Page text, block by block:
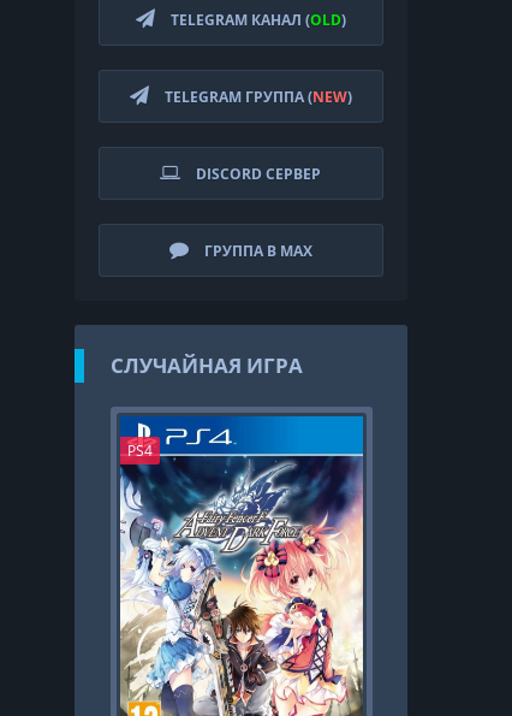
TELEGRAM КАНАЛ (OLD)
TELEGRAM ГРУППА (NEW)
DISCORD СЕРВЕР
ГРУППА В MAX
СЛУЧАЙНАЯ ИГРА
PS4